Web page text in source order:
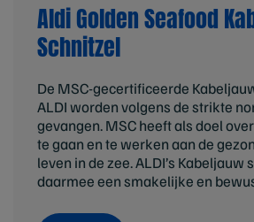
Aldi Golden Seafood
Schnitzel
De MSC-gecertificeerde
ALDI worden volgens de strikte
gevangen. MSC heeft als doel
te gaan en te werken aan de
leven in de zee. ALDI’s Kabeljauw
daarmee een smakelijke en